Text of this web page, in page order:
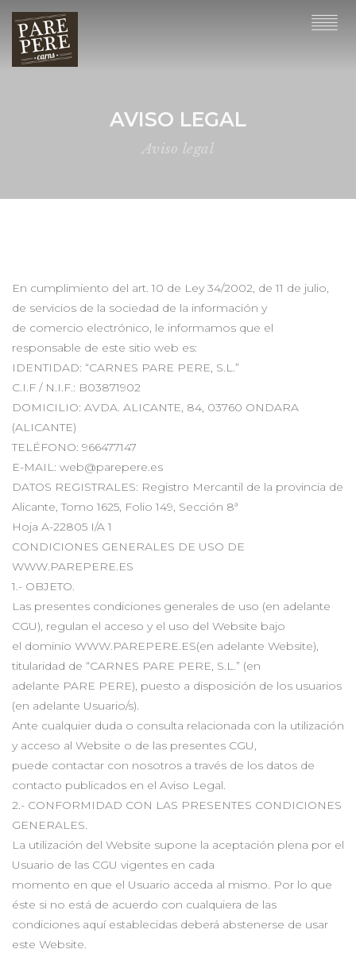
AVISO LEGAL
Aviso legal
En cumplimiento del art. 10 de Ley 34/2002, de 11 de julio,
de servicios de la sociedad de la información y
de comercio electrónico, le informamos que el
responsable de este sitio web es:
IDENTIDAD: “CARNES PARE PERE, S.L.”
C.I.F / N.I.F.: B03871902
DOMICILIO: AVDA. ALICANTE, 84, 03760 ONDARA
(ALICANTE)
TELÉFONO: 966477147
E-MAIL: web@parepere.es
DATOS REGISTRALES: Registro Mercantil de la provincia de
Alicante, Tomo 1625, Folio 149, Sección 8ª
Hoja A-22805 I/A 1
CONDICIONES GENERALES DE USO DE
WWW.PAREPERE.ES
1.- OBJETO.
Las presentes condiciones generales de uso (en adelante
CGU), regulan el acceso y el uso del Website bajo
el dominio WWW.PAREPERE.ES(en adelante Website),
titularidad de “CARNES PARE PERE, S.L.” (en
adelante PARE PERE), puesto a disposición de los usuarios
(en adelante Usuario/s).
Ante cualquier duda o consulta relacionada con la utilización
y acceso al Website o de las presentes CGU,
puede contactar con nosotros a través de los datos de
contacto publicados en el Aviso Legal.
2.- CONFORMIDAD CON LAS PRESENTES CONDICIONES
GENERALES.
La utilización del Website supone la aceptación plena por el
Usuario de las CGU vigentes en cada
momento en que el Usuario acceda al mismo. Por lo que
éste si no está de acuerdo con cualquiera de las
condiciones aquí establecidas deberá abstenerse de usar
este Website.